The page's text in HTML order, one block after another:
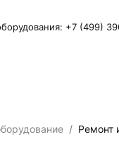
+7 (499)
Ремонт